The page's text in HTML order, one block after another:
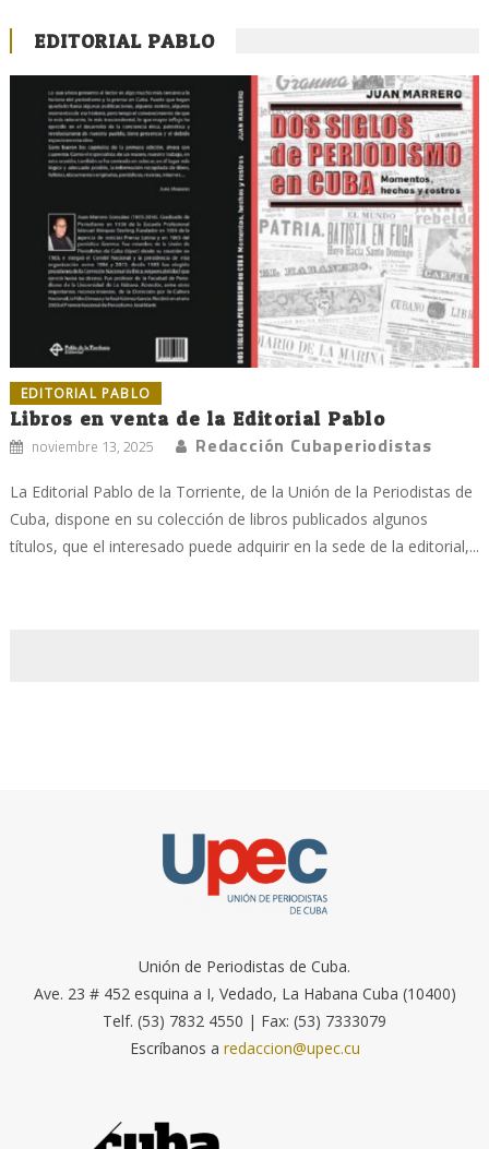
EDITORIAL PABLO
EDITORIAL PABLO
Libros en venta de la Editorial Pablo
noviembre 13, 2025 Redacción Cubaperiodistas
La Editorial Pablo de la Torriente, de la Unión de la Periodistas de
Cuba, dispone en su colección de libros publicados algunos
títulos, que el interesado puede adquirir en la sede de la editorial,...
Unión de Periodistas de Cuba.
Ave. 23 # 452 esquina a I, Vedado, La Habana Cuba (10400)
Telf. (53) 7832 4550 | Fax: (53) 7333079
Escríbanos a redaccion@upec.cu